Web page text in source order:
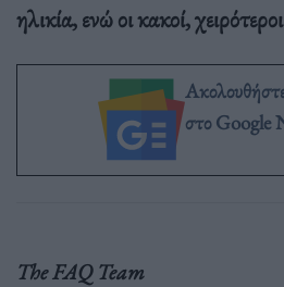
ηλικία, ενώ οι κακοί,
στο Google
The FAQ Team